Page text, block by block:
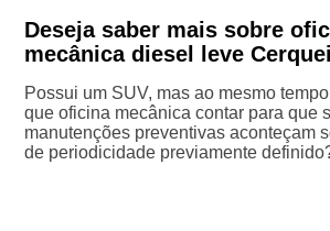
Deseja saber mais sobre
mecânica diesel leve
Possui um SUV, mas ao mesmo
que oficina mecânica contar para que
manutenções preventivas aconteçam
de periodicidade previamente